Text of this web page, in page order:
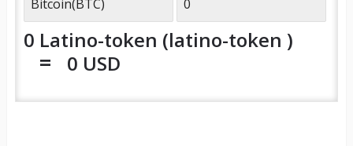
0 Latino-token (latino-token )
= 0 USD